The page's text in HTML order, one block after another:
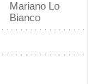
Mariano Lo
Bianco